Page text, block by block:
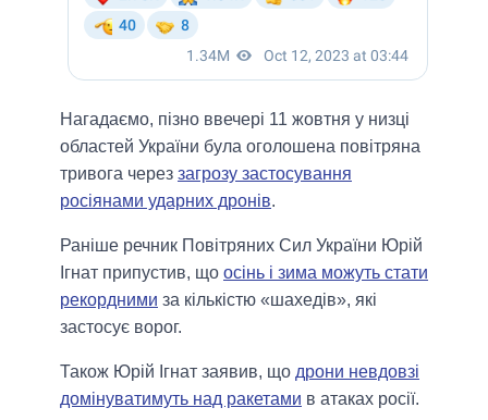
Нагадаємо, пізно ввечері 11 жовтня у низці
областей України була оголошена повітряна
тривога через загрозу застосування
росіянами ударних дронів.
Раніше речник Повітряних Сил України Юрій
Ігнат припустив, що осінь і зима можуть стати
рекордними за кількістю «шахедів», які
застосує ворог.
Також Юрій Ігнат заявив, що дрони невдовзі
домінуватимуть над ракетами в атаках росії.